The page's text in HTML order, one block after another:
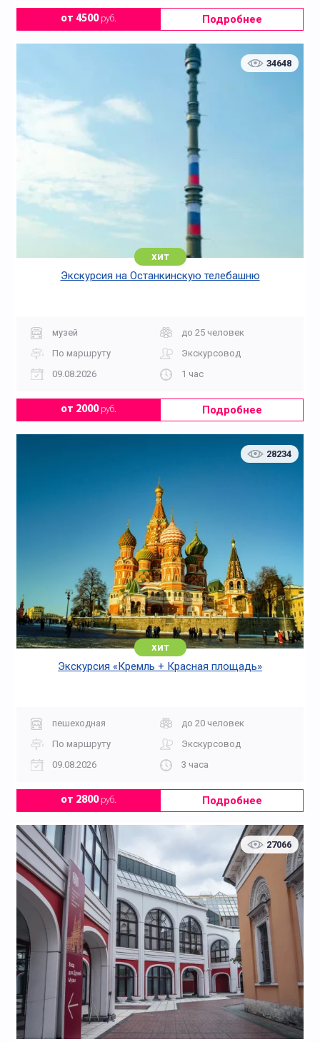
от 4500руб. Подробнее
34648
хит
Экскурсия на Останкинскую телебашню
музей
до 25 человек
По маршруту
Экскурсовод
09.08.2026
1 час
от 2000руб. Подробнее
28234
хит
Экскурсия «Кремль + Красная площадь»
пешеходная
до 20 человек
По маршруту
Экскурсовод
09.08.2026
3 часа
от 2800руб. Подробнее
27066